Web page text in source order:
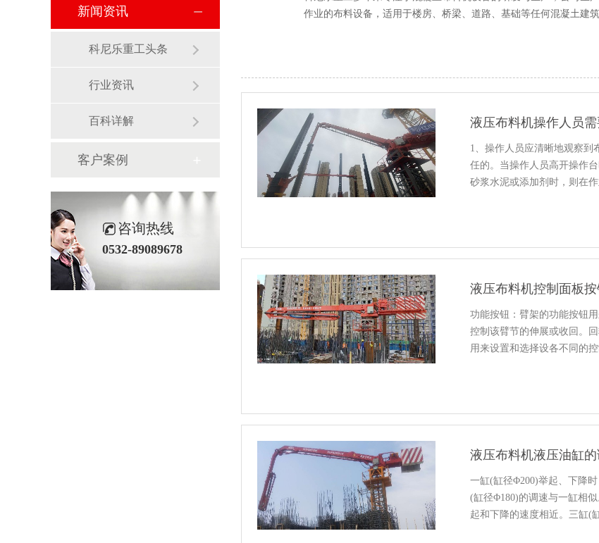
作业的布料设备，适用于楼房、桥梁、道路、基础等任何混凝土建筑
液压布料机操作人员
1、操作人员应清晰地观察到
任的。当操作人员高开操作
砂浆水泥或添加剂时，则在
液压布料机控制面板按
功能按钮：臂架的功能按钮
控制该臂节的伸展或收回。
用来设置和选择设各不同的
液压布料机液压油缸
一缸(缸径Φ200)举起、下降
(缸径Φ180)的调速与一缸相
起和下降的速度相近。三缸(
新闻资讯
科尼乐重工头条
行业资讯
百科详解
客户案例
咨询热线
0532-89089678